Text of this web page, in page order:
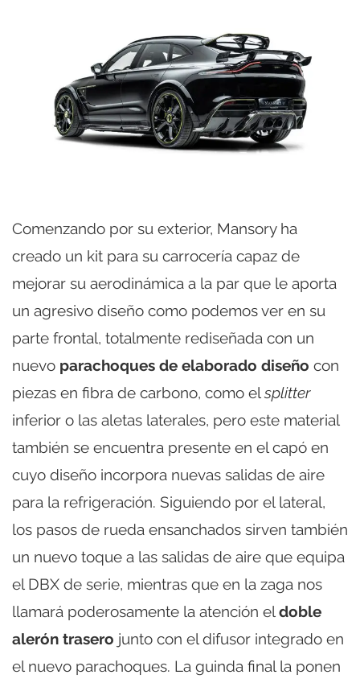
Comenzando por su exterior, Mansory ha
creado un kit para su carrocería capaz de
mejorar su aerodinámica a la par que le aporta
un agresivo diseño como podemos ver en su
parte frontal, totalmente rediseñada con un
nuevo parachoques de elaborado diseño con
piezas en fibra de carbono, como elsplitter
inferior o las aletas laterales, pero este material
también se encuentra presente en el capó en
cuyo diseño incorpora nuevas salidas de aire
para la refrigeración. Siguiendo por el lateral,
los pasos de rueda ensanchados sirven también
un nuevo toque a las salidas de aire que equipa
el DBX de serie, mientras que en la zaga nos
llamará poderosamente la atención eldoble
alerón trasero junto con el difusor integrado en
el nuevo parachoques. La guinda final la ponen